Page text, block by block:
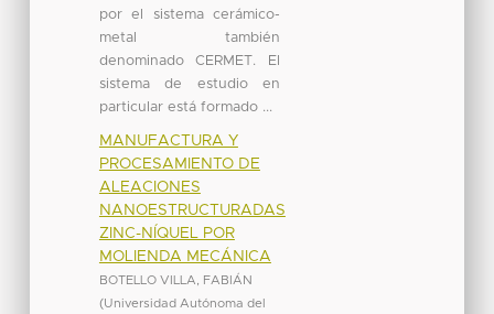
por el sistema cerámico-
metal también
denominado CERMET. El
sistema de estudio en
particular está formado ...
MANUFACTURA Y
PROCESAMIENTO DE
ALEACIONES
NANOESTRUCTURADAS
ZINC-NÍQUEL POR
MOLIENDA MECÁNICA
BOTELLO VILLA, FABIÁN
(Universidad Autónoma del